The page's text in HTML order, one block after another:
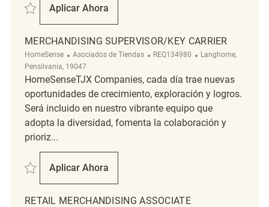
Salvar Merchandising Associate REQ134400
Aplicar Ahora
Merchandising Associate
MERCHANDISING SUPERVISOR/KEY CARRIER
HomeSense Categoría
Asociados de Tiendas ReqId
REQ134980 Ubicación
Langhorne,
Pensilvania, 19047
HomeSenseTJX Companies, cada día trae nuevas
oportunidades de crecimiento, exploración y logros.
Será incluido en nuestro vibrante equipo que
adopta la diversidad, fomenta la colaboración y
prioriz...
Salvar Merchandising Supervisor/Key Carrier REQ134980
Aplicar Ahora
Merchandising Supervisor/Key Carrier
RETAIL MERCHANDISING ASSOCIATE